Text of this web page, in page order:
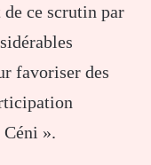
ce scrutin par
favoriser des
Céni ».